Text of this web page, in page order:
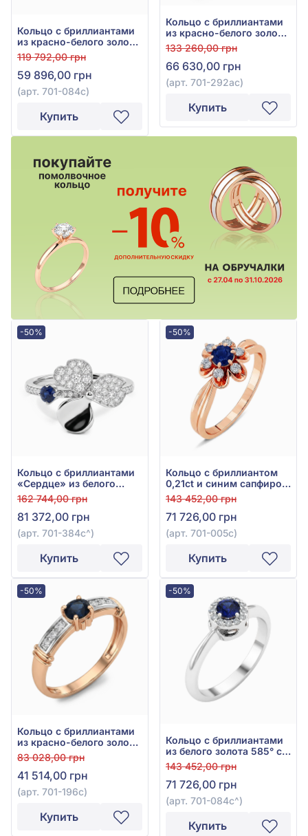
Кольцо с бриллиантами
из красно-белого золота
585° с синим сапфиром
0,29ct и бриллиантом
0,11ct, арт. 701-084с
119 792,00 грн
59 896,00 грн
(арт. 701-084с)
Купить
Кольцо с бриллиантами
из красно-белого золота
585° с синим сапфиром
0,43ct и бриллиантом
0,19ct, арт. 701-292ас
133 260,00 грн
66 630,00 грн
(арт. 701-292ас)
Купить
-50%
Кольцо с бриллиантами
«Сердце» из белого
золота 585° с синим
сапфиром 0,22ct и
бриллиантом 0,36ct, арт.
701-384с
162 744,00 грн
81 372,00 грн
(арт. 701-384с^)
Купить
-50%
Кольцо с бриллиантом
0,21ct и синим сапфиром
0,36ct из красного
золота 585°, арт. 701-
005с
143 452,00 грн
71 726,00 грн
(арт. 701-005с)
Купить
-50%
Кольцо с бриллиантами
из красно-белого золота
585° с синим сапфиром
0,26ct и бриллиантом
0,08ct, арт. 701-196с
83 028,00 грн
41 514,00 грн
(арт. 701-196с)
Купить
-50%
Кольцо с бриллиантами
из белого золота 585° с
синим сапфиром 0,37ct и
бриллиантом 0,12ct, арт.
701-084с
143 452,00 грн
71 726,00 грн
(арт. 701-084с^)
Купить